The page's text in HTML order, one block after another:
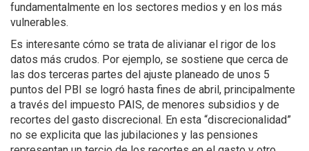
fundamentalmente en los sectores medios y en los más
vulnerables.
Es interesante cómo se trata de alivianar el rigor de los
datos más crudos. Por ejemplo, se sostiene que cerca de
las dos terceras partes del ajuste planeado de unos 5
puntos del PBI se logró hasta fines de abril, principalmente
a través del impuesto PAIS, de menores subsidios y de
recortes del gasto discrecional. En esta “discrecionalidad”
no se explicita que las jubilaciones y las pensiones